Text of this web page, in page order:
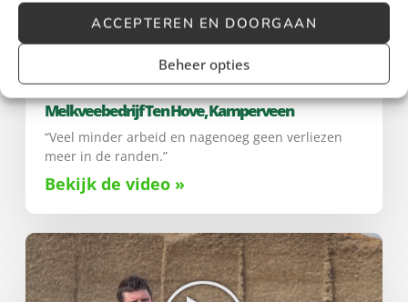
ACCEPTEREN EN DOORGAAN
Beheer opties
Melkveebedrijf Ten Hove, Kamperveen
“Veel minder arbeid en nagenoeg geen verliezen
meer in de randen.”
Bekijk de video »